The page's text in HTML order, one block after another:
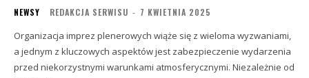
NEWSY REDAKCJA SERWISU - 7 KWIETNIA 2025
Organizacja imprez plenerowych wiąże się z wieloma wyzwaniami,
a jednym z kluczowych aspektów jest zabezpieczenie wydarzenia
przed niekorzystnymi warunkami atmosferycznymi. Niezależnie od